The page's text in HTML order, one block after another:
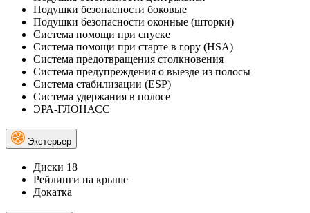
Подушки безопасности боковые
Подушки безопасности оконные (шторки)
Система помощи при спуске
Система помощи при старте в гору (HSA)
Система предотвращения столкновения
Система предупреждения о выезде из полосы
Система стабилизации (ESP)
Система удержания в полосе
ЭРА-ГЛОНАСС
Экстерьер
Диски 18
Рейлинги на крыше
Докатка